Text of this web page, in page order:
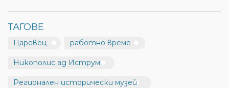
ТАГОВЕ
Царевец работно време
Никополис ад Иструм
Регионален исторически музей